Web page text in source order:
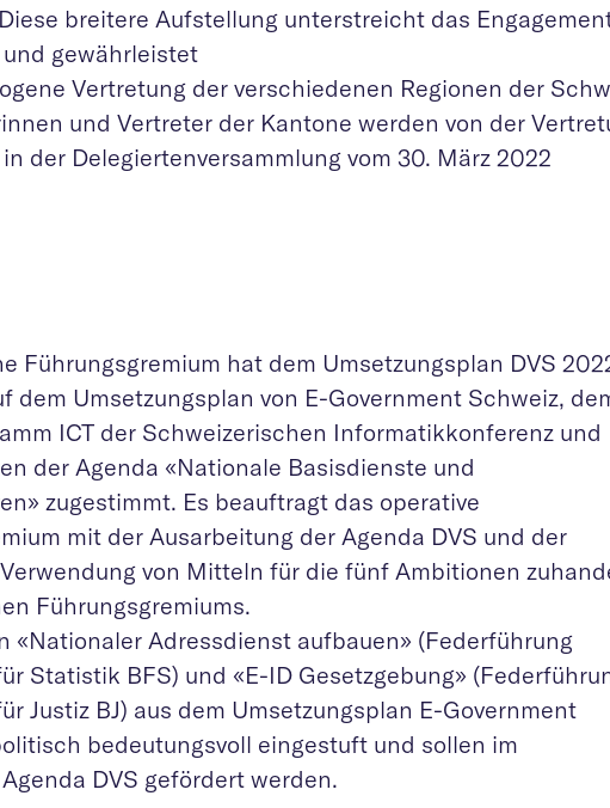
breitere Aufstellung unterstreicht das
gewährleistet
Vertretung der verschiedenen Regionen der
und Vertreter der Kantone werden von der
der Delegiertenversammlung vom 30. März 2022
Führungsgremium hat dem Umsetzungsplan DVS
dem Umsetzungsplan von E-Government Schweiz,
ICT der Schweizerischen Informatikkonferenz und
der Agenda «Nationale Basisdienste und
zugestimmt. Es beauftragt das operative
mit der Ausarbeitung der Agenda DVS und der
von Mitteln für die fünf Ambitionen
Führungsgremiums.
«Nationaler Adressdienst aufbauen» (Federführung
Statistik BFS) und «E-ID Gesetzgebung»
Justiz BJ) aus dem Umsetzungsplan E-Government
bedeutungsvoll eingestuft und sollen im
DVS gefördert werden.